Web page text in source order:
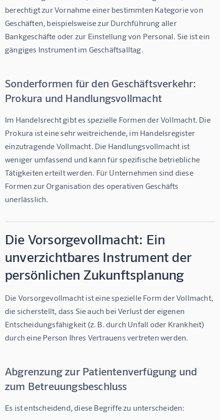
berechtigt zur Vornahme einer bestimmten Kategorie von
Geschäften, beispielsweise zur Durchführung aller
Bankgeschäfte oder zur Einstellung von Personal. Sie ist ein
gängiges Instrument im Geschäftsalltag.
Sonderformen für den Geschäftsverkehr:
Prokura und Handlungsvollmacht
Im Handelsrecht gibt es spezielle Formen der Vollmacht. Die
Prokura ist eine sehr weitreichende, im Handelsregister
einzutragende Vollmacht. Die Handlungsvollmacht ist
weniger umfassend und kann für spezifische betriebliche
Tätigkeiten erteilt werden. Für Unternehmen sind diese
Formen zur Organisation des operativen Geschäfts
unerlässlich.
Die Vorsorgevollmacht: Ein
unverzichtbares Instrument der
persönlichen Zukunftsplanung
Die Vorsorgevollmacht ist eine spezielle Form der Vollmacht,
die sicherstellt, dass Sie auch bei Verlust der eigenen
Entscheidungsfähigkeit (z. B. durch Unfall oder Krankheit)
durch eine Person Ihres Vertrauens vertreten werden.
Abgrenzung zur Patientenverfügung und
zum Betreuungsbeschluss
Es ist entscheidend, diese Begriffe zu unterscheiden: